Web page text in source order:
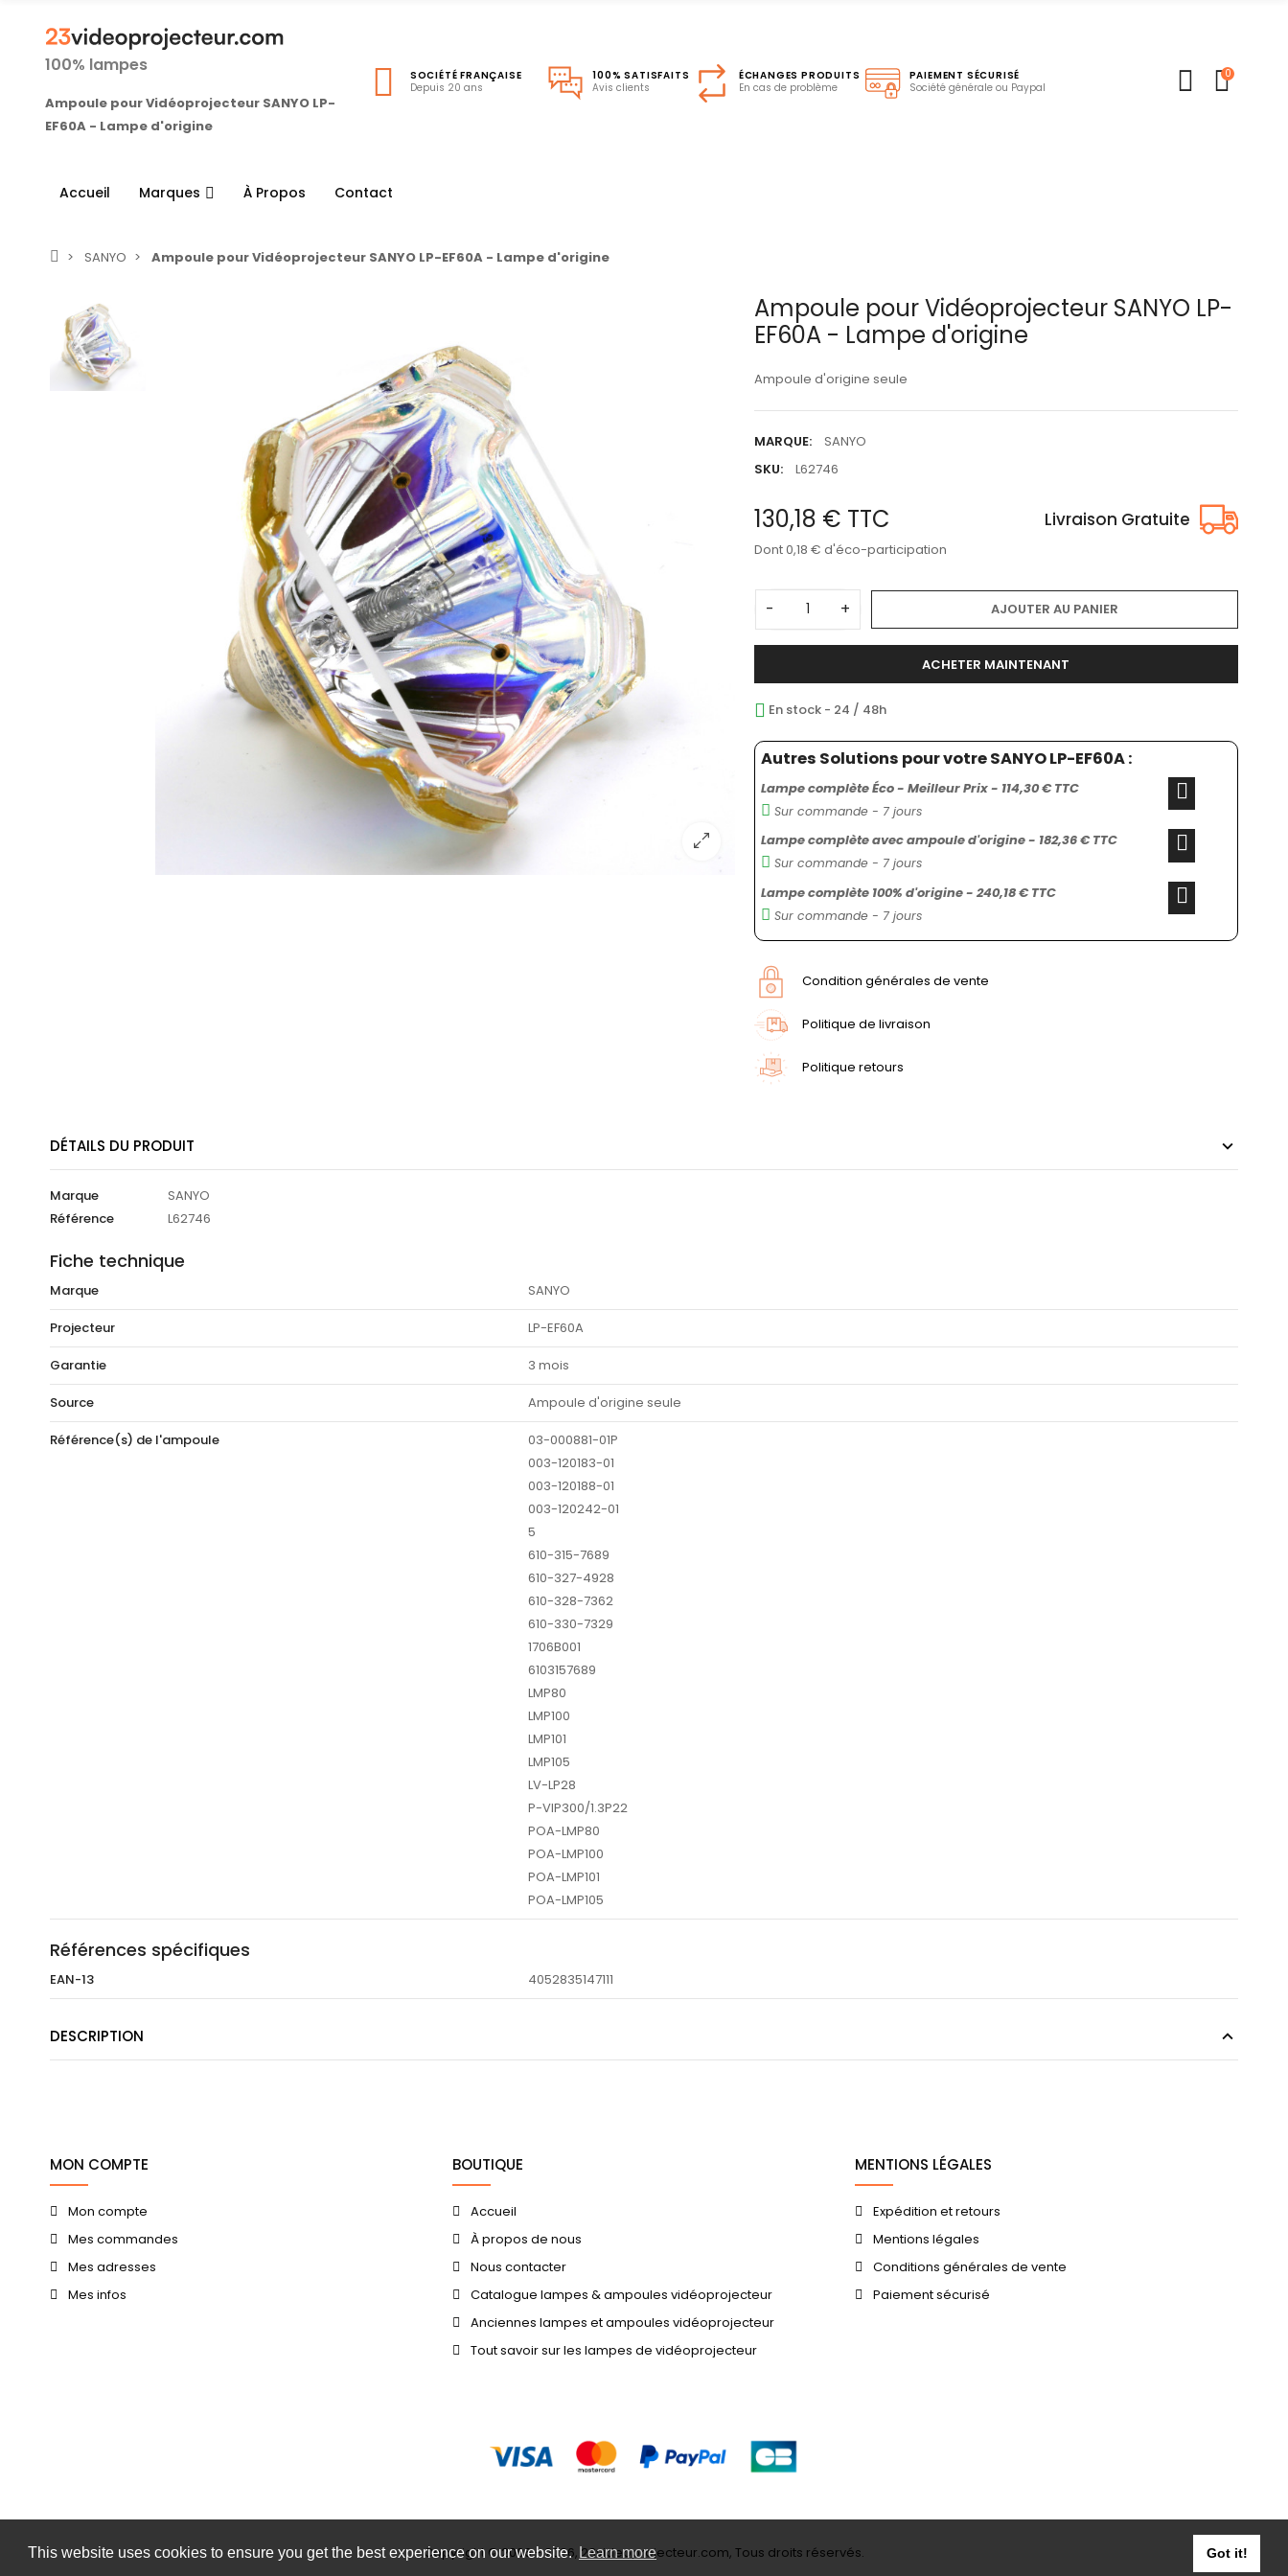
This website uses cookies to ensure you get the best experience on our website. Learn more Got it!
100% lampes
Ampoule pour Vidéoprojecteur SANYO LP-
EF60A - Lampe d'origine
SOCIÉTÉ FRANÇAISE
Depuis 20 ans
100% SATISFAITS
Avis clients
ÉCHANGES PRODUITS
En cas de problème
PAIEMENT SÉCURISÉ
Société générale ou Paypal
0
Accueil Marques À Propos Contact
SANYO Ampoule pour Vidéoprojecteur SANYO LP-EF60A - Lampe d'origine
Ampoule pour Vidéoprojecteur SANYO LP-
EF60A - Lampe d'origine
Ampoule d'origine seule
MARQUE:
SANYO
SKU:
L62746
130,18 € TTC Livraison Gratuite
Dont 0,18 € d'éco-participation
- + AJOUTER AU PANIER
ACHETER MAINTENANT
En stock - 24 / 48h
Autres Solutions pour votre SANYO LP-EF60A :
Lampe complète Éco - Meilleur Prix - 114,30 € TTC
Sur commande - 7 jours
Lampe complète avec ampoule d'origine - 182,36 € TTC
Sur commande - 7 jours
Lampe complète 100% d'origine - 240,18 € TTC
Sur commande - 7 jours
Condition générales de vente
Politique de livraison
Politique retours
DESCRIPTION
DÉTAILS DU PRODUIT
Marque
SANYO
Référence
L62746
Fiche technique
Marque SANYO
Projecteur LP-EF60A
Garantie 3 mois
Source Ampoule d'origine seule
Référence(s) de l'ampoule
03-000881-01P
003-120183-01
003-120188-01
003-120242-01
5
610-315-7689
610-327-4928
610-328-7362
610-330-7329
1706B001
6103157689
LMP80
LMP100
LMP101
LMP105
LV-LP28
P-VIP300/1.3P22
POA-LMP80
POA-LMP100
POA-LMP101
POA-LMP105
Références spécifiques
EAN-13 4052835147111
MON COMPTE
Mon compte
Mes commandes
Mes adresses
Mes infos
BOUTIQUE
Accueil
À propos de nous
Nous contacter
Catalogue lampes & ampoules vidéoprojecteur
Anciennes lampes et ampoules vidéoprojecteur
Tout savoir sur les lampes de vidéoprojecteur
MENTIONS LÉGALES
Expédition et retours
Mentions légales
Conditions générales de vente
Paiement sécurisé
Copyright © 2006 - 2026, 23videoprojecteur.com, Tous droits réservés.